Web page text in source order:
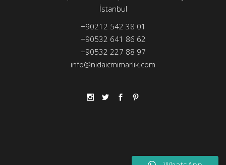
İstanbul
+90212 542 38 01
+90532 641 86 62
+90532 227 88 97
info@nidaicmimarlik.com